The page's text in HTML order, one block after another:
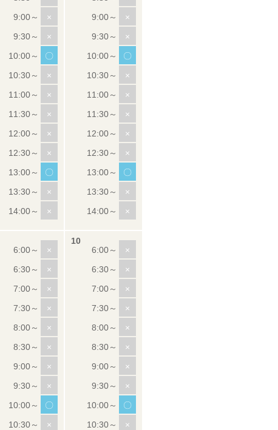
×
×
〇
×
×
×
×
×
〇
×
×
×
×
〇
×
×
×
×
×
〇
×
×
×
×
×
×
×
×
×
×
〇
×
×
×
×
×
×
×
×
×
〇
×